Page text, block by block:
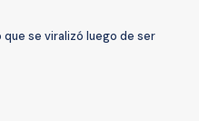
que se viralizó luego de ser